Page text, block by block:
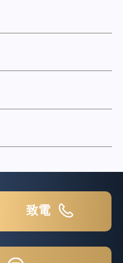
致電